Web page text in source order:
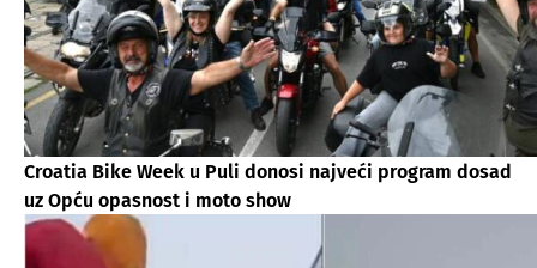
Croatia Bike Week u Puli donosi najveći program dosad
uz Opću opasnost i moto show